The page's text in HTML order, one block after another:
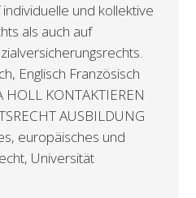
und kollektive
als auch auf
Englisch Französisch
HOLL KONTAKTIEREN
AUSBILDUNG
europäisches und
Universität